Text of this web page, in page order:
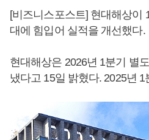
[비즈니스포스트] 현대해상이
대에 힘입어 실적을 개선했다.
현대해상은 2026년 1분기 별
냈다고 15일 밝혔다. 2025년